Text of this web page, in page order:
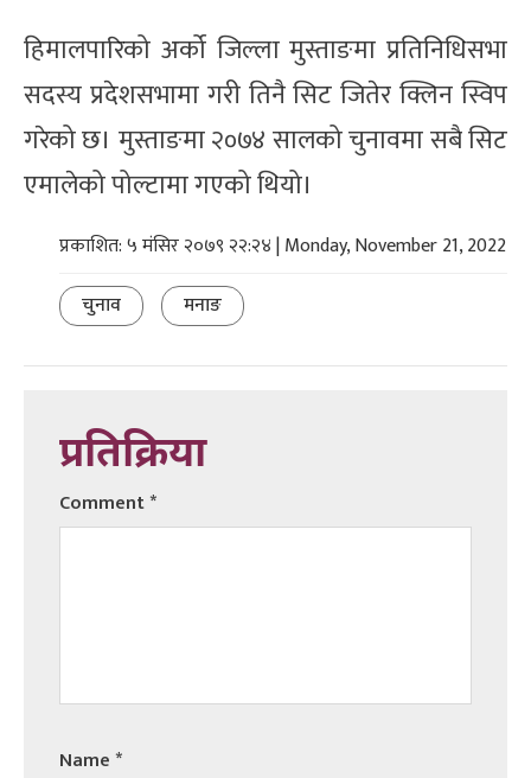
हिमालपारिको अर्को जिल्ला मुस्ताङमा प्रतिनिधिसभा
सदस्य प्रदेशसभामा गरी तिनै सिट जितेर क्लिन स्विप
गरेको छ। मुस्ताङमा २०७४ सालको चुनावमा सबै सिट
एमालेको पोल्टामा गएको थियो।
प्रकाशित: ५ मंसिर २०७९ २२:२४ | Monday, November 21, 2022
चुनाव
मनाङ
प्रतिक्रिया
Comment*
Name*